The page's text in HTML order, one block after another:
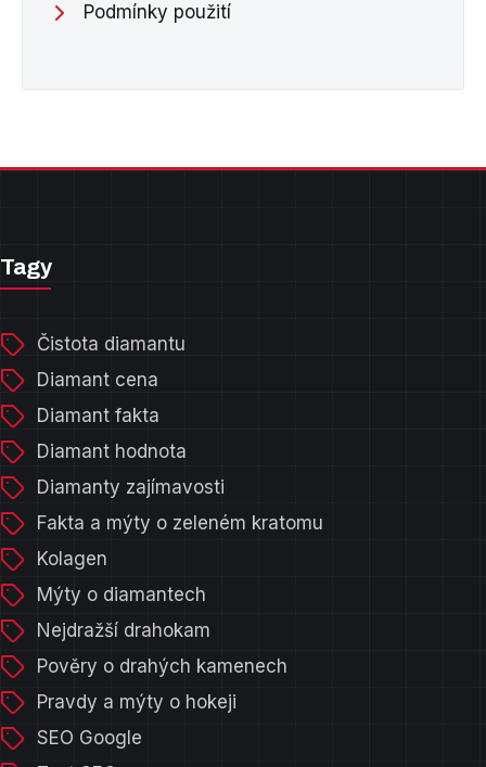
Podmínky použití
Tagy
Čistota diamantu
Diamant cena
Diamant fakta
Diamant hodnota
Diamanty zajímavosti
Fakta a mýty o zeleném kratomu
Kolagen
Mýty o diamantech
Nejdražší drahokam
Pověry o drahých kamenech
Pravdy a mýty o hokeji
SEO Google